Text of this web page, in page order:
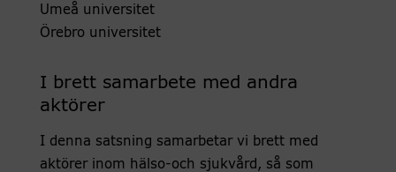
Umeå universitet
Örebro universitet
I brett samarbete med andra
aktörer
I denna satsning samarbetar vi brett med
aktörer inom hälso-och sjukvård, så som